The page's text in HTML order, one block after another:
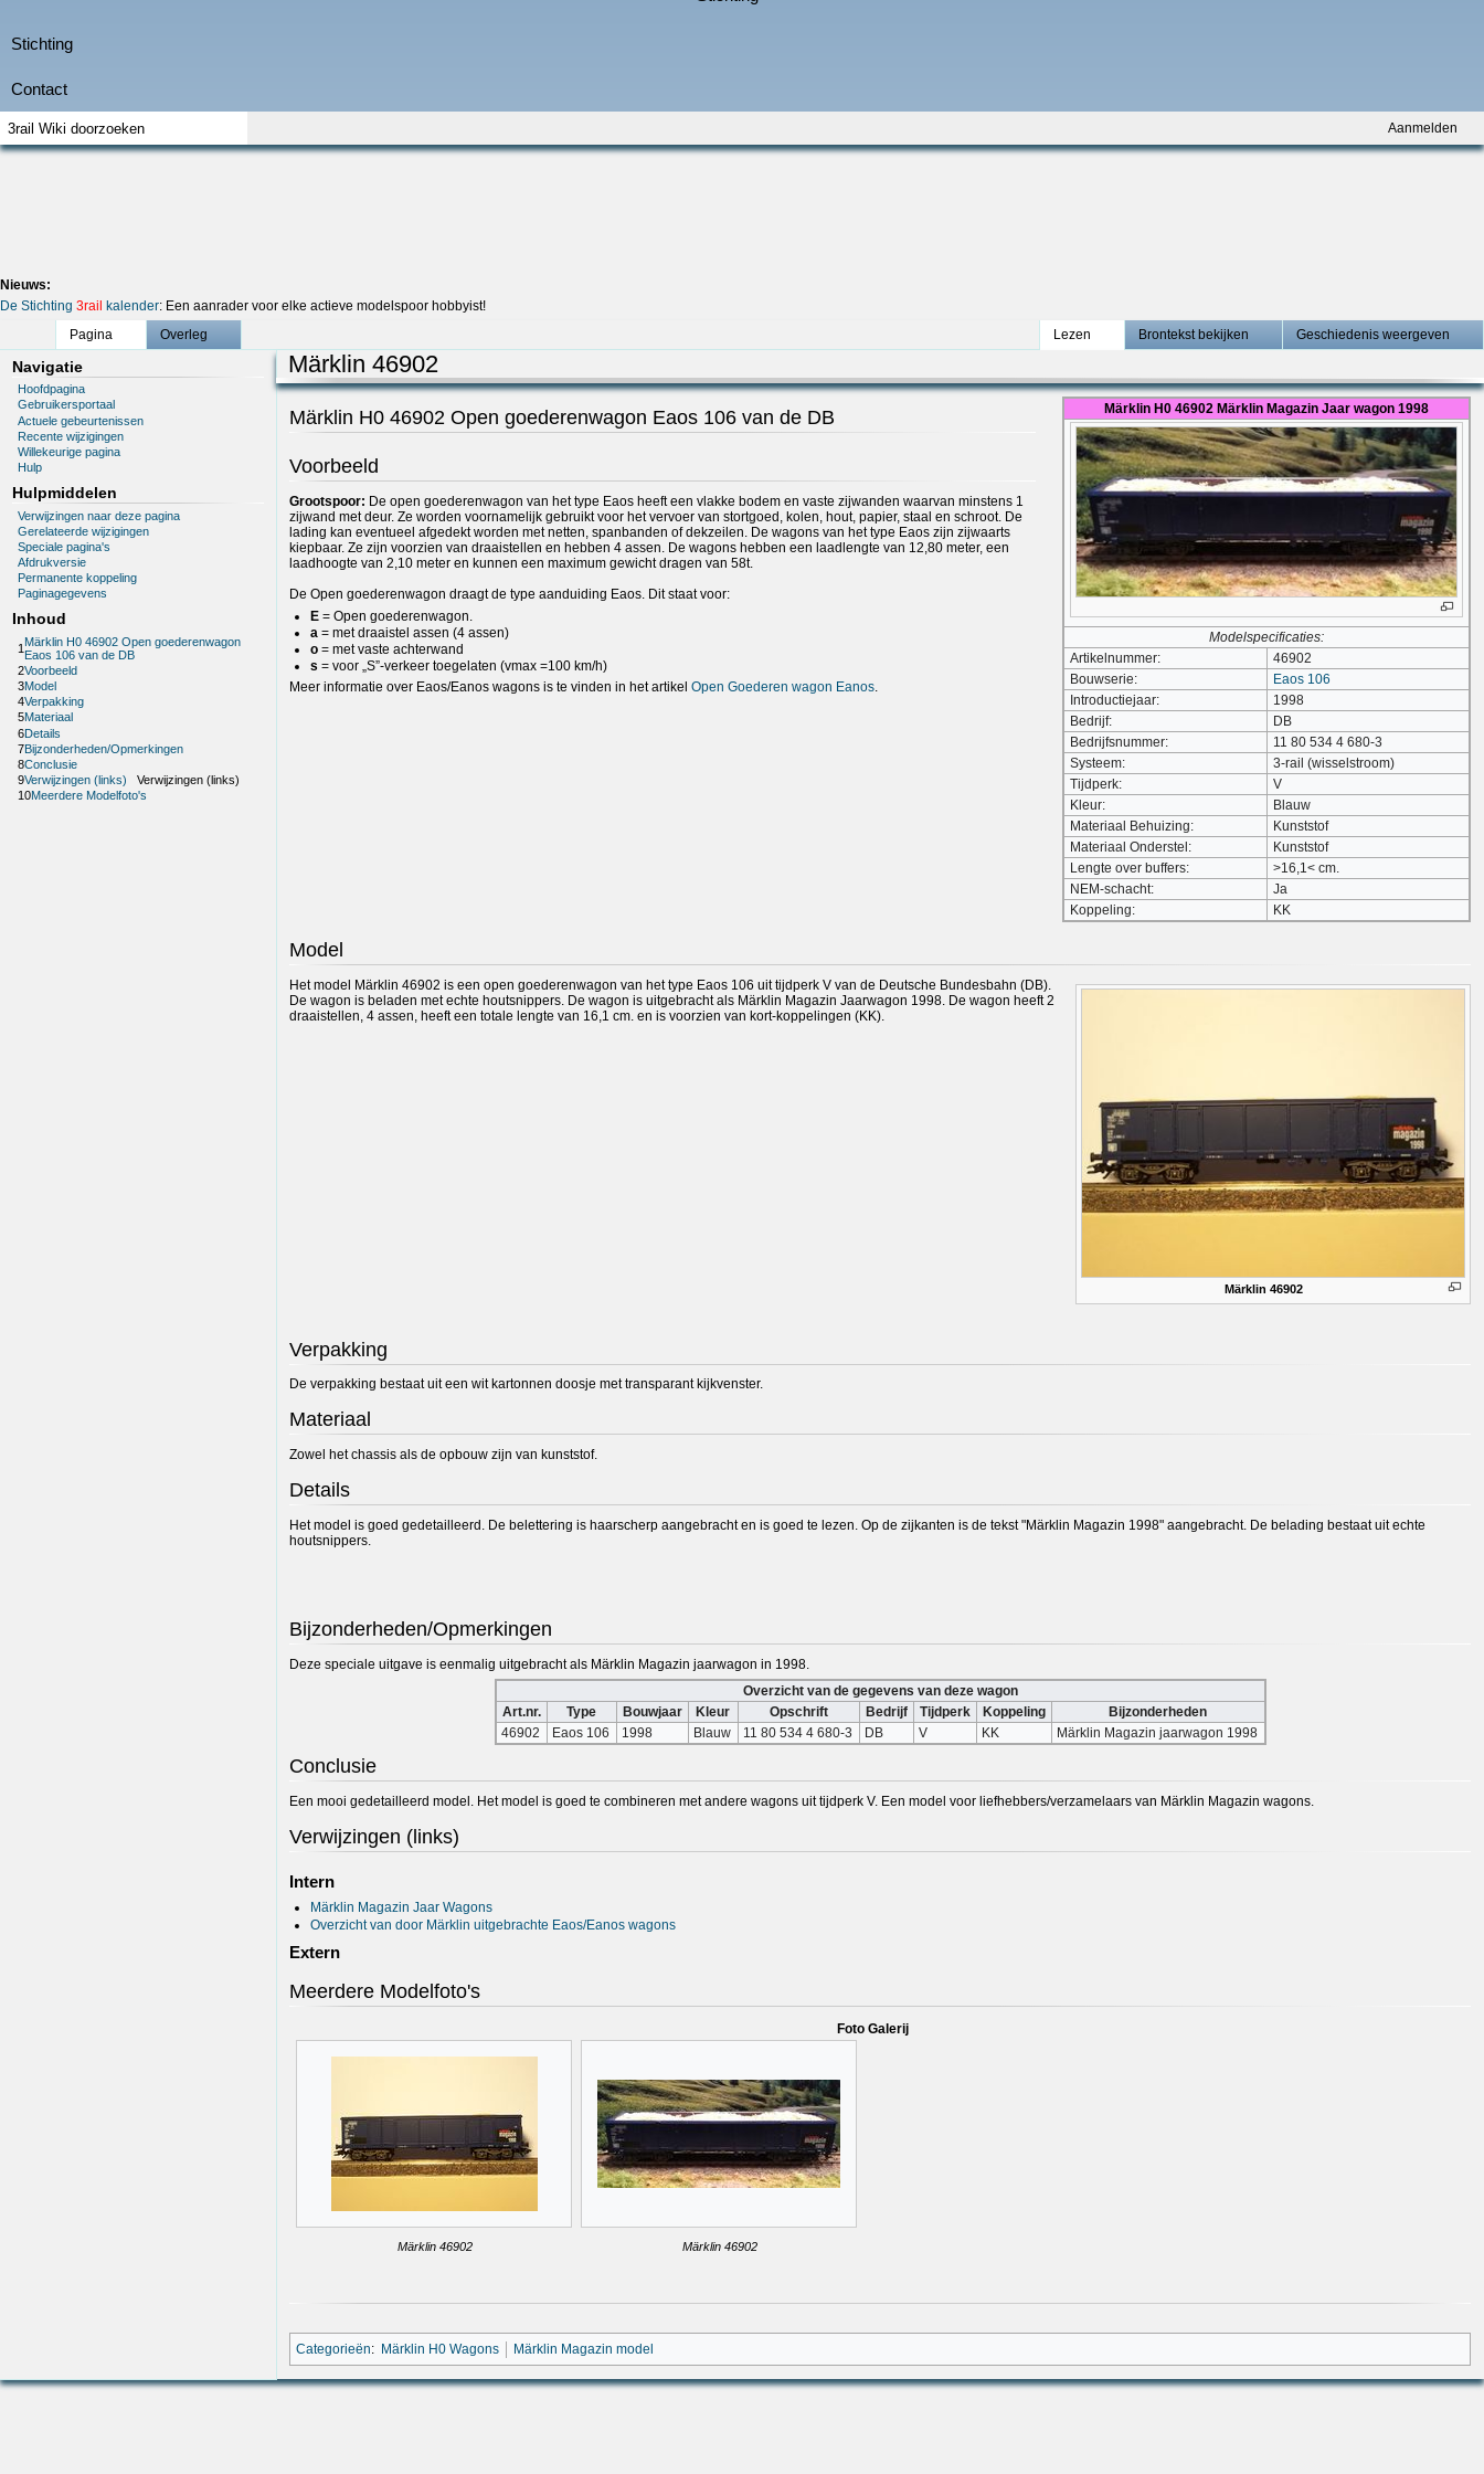
Aanmelden
Nieuws:
De Stichting 3rail kalender: Een aanrader voor elke actieve modelspoor hobbyist!
Pagina
Overleg Lezen Brontekst bekijken Geschiedenis weergeven
Navigatie
Hoofdpagina
Gebruikersportaal
Actuele gebeurtenissen
Recente wijzigingen
Willekeurige pagina
Hulp
Hulpmiddelen
Verwijzingen naar deze pagina
Gerelateerde wijzigingen
Speciale pagina's
Afdrukversie
Permanente koppeling
Paginagegevens
Inhoud
1 Märklin H0 46902 Open goederenwagon
Eaos 106 van de DB
2Voorbeeld
3Model
4Verpakking
5Materiaal
6Details
7Bijzonderheden/Opmerkingen
8Conclusie
9Verwijzingen (links)
Verwijzingen (links)
10Meerdere Modelfoto's
Märklin 46902
Märklin H0 46902 Märklin Magazin Jaar wagon 1998
Modelspecificaties:
Artikelnummer:
46902
Bouwserie:
Eaos 106
Introductiejaar:
1998
Bedrijf:
DB
Bedrijfsnummer:
11 80 534 4 680-3
Systeem:
3-rail (wisselstroom)
Tijdperk:
V
Kleur:
Blauw
Materiaal Behuizing:
Kunststof
Materiaal Onderstel:
Kunststof
Lengte over buffers:
>16,1< cm.
NEM-schacht:
Ja
Koppeling:
KK
Märklin H0 46902 Open goederenwagon Eaos 106 van de DB
Voorbeeld
Grootspoor: De open goederenwagon van het type Eaos heeft een vlakke bodem en vaste zijwanden waarvan minstens 1
zijwand met deur. Ze worden voornamelijk gebruikt voor het vervoer van stortgoed, kolen, hout, papier, staal en schroot. De
lading kan eventueel afgedekt worden met netten, spanbanden of dekzeilen. De wagons van het type Eaos zijn zijwaarts
kiepbaar. Ze zijn voorzien van draaistellen en hebben 4 assen. De wagons hebben een laadlengte van 12,80 meter, een
laadhoogte van 2,10 meter en kunnen een maximum gewicht dragen van 58t.
De Open goederenwagon draagt de type aanduiding Eaos. Dit staat voor:
E = Open goederenwagon.
a = met draaistel assen (4 assen)
o = met vaste achterwand
s = voor „S”-verkeer toegelaten (vmax =100 km/h)
Meer informatie over Eaos/Eanos wagons is te vinden in het artikel Open Goederen wagon Eanos.
Model
Märklin 46902
Het model Märklin 46902 is een open goederenwagon van het type Eaos 106 uit tijdperk V van de Deutsche Bundesbahn (DB).
De wagon is beladen met echte houtsnippers. De wagon is uitgebracht als Märklin Magazin Jaarwagon 1998. De wagon heeft 2
draaistellen, 4 assen, heeft een totale lengte van 16,1 cm. en is voorzien van kort-koppelingen (KK).
Verpakking
De verpakking bestaat uit een wit kartonnen doosje met transparant kijkvenster.
Materiaal
Zowel het chassis als de opbouw zijn van kunststof.
Details
Het model is goed gedetailleerd. De belettering is haarscherp aangebracht en is goed te lezen. Op de zijkanten is de tekst "Märklin Magazin 1998" aangebracht. De belading bestaat uit echte
houtsnippers.
Bijzonderheden/Opmerkingen
Deze speciale uitgave is eenmalig uitgebracht als Märklin Magazin jaarwagon in 1998.
Overzicht van de gegevens van deze wagon
Art.nr.
Type Bouwjaar Kleur Opschrift Bedrijf Tijdperk Koppeling
Bijzonderheden
46902
Eaos 106 1998 Blauw 11 80 534 4 680-3 DB V KK Märklin Magazin jaarwagon 1998
Conclusie
Een mooi gedetailleerd model. Het model is goed te combineren met andere wagons uit tijdperk V. Een model voor liefhebbers/verzamelaars van Märklin Magazin wagons.
Verwijzingen (links)
Intern
Märklin Magazin Jaar Wagons
Overzicht van door Märklin uitgebrachte Eaos/Eanos wagons
Extern
Meerdere Modelfoto's
Foto Galerij
Märklin 46902 Märklin 46902
Categorieën: Märklin H0 Wagons Märklin Magazin model